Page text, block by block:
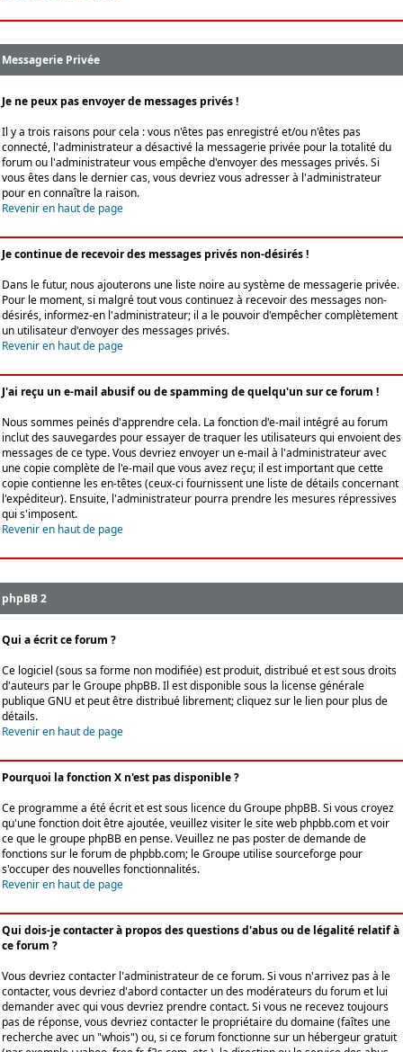
Messagerie Privée
Je ne peux pas envoyer de messages privés !
Il y a trois raisons pour cela : vous n'êtes pas enregistré et/ou n'êtes pas
connecté, l'administrateur a désactivé la messagerie privée pour la totalité du
forum ou l'administrateur vous empêche d'envoyer des messages privés. Si
vous êtes dans le dernier cas, vous devriez vous adresser à l'administrateur
pour en connaître la raison.
Revenir en haut de page
Je continue de recevoir des messages privés non-désirés !
Dans le futur, nous ajouterons une liste noire au système de messagerie privée.
Pour le moment, si malgré tout vous continuez à recevoir des messages non-
désirés, informez-en l'administrateur; il a le pouvoir d'empêcher complètement
un utilisateur d'envoyer des messages privés.
Revenir en haut de page
J'ai reçu un e-mail abusif ou de spamming de quelqu'un sur ce forum !
Nous sommes peinés d'apprendre cela. La fonction d'e-mail intégré au forum
inclut des sauvegardes pour essayer de traquer les utilisateurs qui envoient des
messages de ce type. Vous devriez envoyer un e-mail à l'administrateur avec
une copie complète de l'e-mail que vous avez reçu; il est important que cette
copie contienne les en-têtes (ceux-ci fournissent une liste de détails concernant
l'expéditeur). Ensuite, l'administrateur pourra prendre les mesures répressives
qui s'imposent.
Revenir en haut de page
phpBB 2
Qui a écrit ce forum ?
Ce logiciel (sous sa forme non modifiée) est produit, distribué et est sous droits
d'auteurs par leGroupe phpBB. Il est disponible sous la license générale
publique GNU et peut être distribué librement; cliquez sur le lien pour plus de
détails.
Revenir en haut de page
Pourquoi la fonction X n'est pas disponible ?
Ce programme a été écrit et est sous licence du Groupe phpBB. Si vous croyez
qu'une fonction doit être ajoutée, veuillez visiter le site web phpbb.com et voir
ce que le groupe phpBB en pense. Veuillez ne pas poster de demande de
fonctions sur le forum de phpbb.com; le Groupe utilise sourceforge pour
s'occuper des nouvelles fonctionnalités.
Revenir en haut de page
Qui dois-je contacter à propos des questions d'abus ou de légalité relatif à
ce forum ?
Vous devriez contacter l'administrateur de ce forum. Si vous n'arrivez pas à le
contacter, vous devriez d'abord contacter un des modérateurs du forum et lui
demander avec qui vous devriez prendre contact. Si vous ne recevez toujours
pas de réponse, vous devriez contacter le propriétaire du domaine (faîtes une
recherche avec un "whois") ou, si ce forum fonctionne sur un hébergeur gratuit